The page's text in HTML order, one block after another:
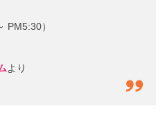
PM5:30）
より